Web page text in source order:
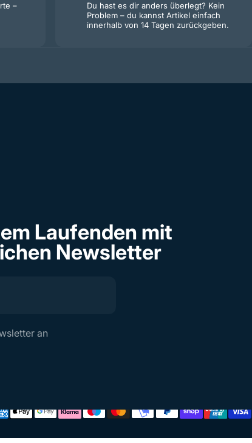
–
Du hast es dir anders überlegt? Kein
Problem – du kannst Artikel einfach
innerhalb von 14 Tagen zurückgeben.
Laufenden mit
Newsletter
an